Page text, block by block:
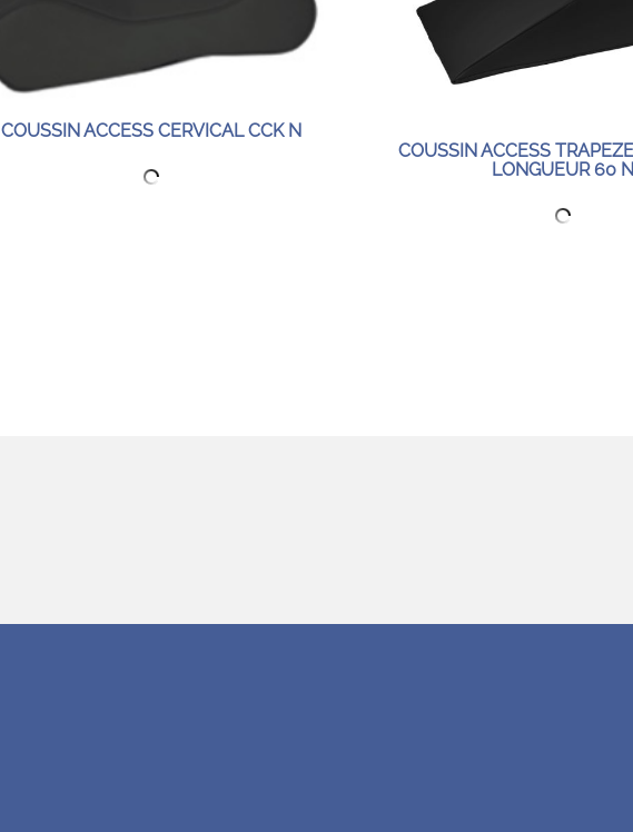
COUSSIN ACCESS CERVICAL CCK N
COUSSIN ACCESS
LONGUEUR 60 N